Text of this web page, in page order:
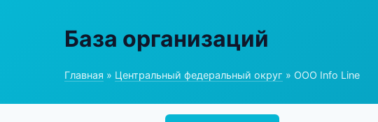
База организаций
Главная » Центральный федеральный округ » ООО Info Line